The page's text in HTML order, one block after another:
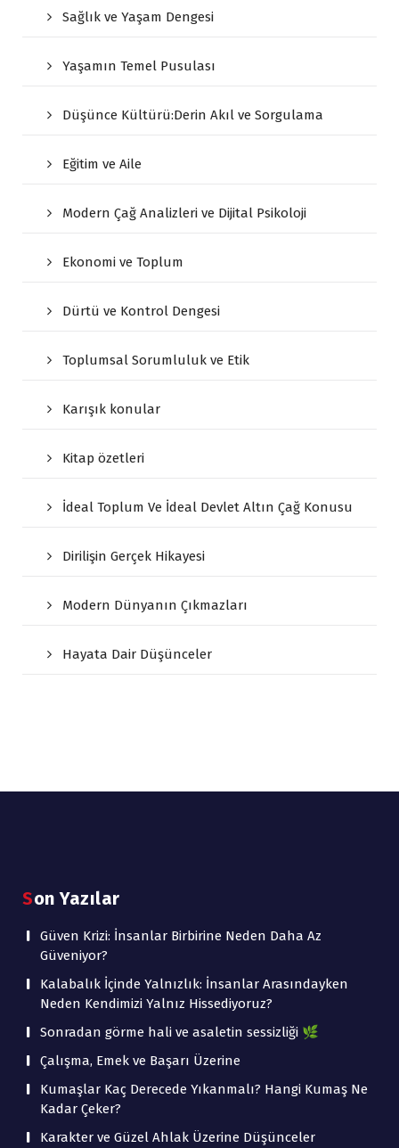
Sağlık ve Yaşam Dengesi
Yaşamın Temel Pusulası
Düşünce Kültürü:Derin Akıl ve Sorgulama
Eğitim ve Aile
Modern Çağ Analizleri ve Dijital Psikoloji
Ekonomi ve Toplum
Dürtü ve Kontrol Dengesi
Toplumsal Sorumluluk ve Etik
Karışık konular
Kitap özetleri
İdeal Toplum Ve İdeal Devlet Altın Çağ Konusu
Dirilişin Gerçek Hikayesi
Modern Dünyanın Çıkmazları
Hayata Dair Düşünceler
Son Yazılar
Güven Krizi: İnsanlar Birbirine Neden Daha Az
Güveniyor?
Kalabalık İçinde Yalnızlık: İnsanlar Arasındayken
Neden Kendimizi Yalnız Hissediyoruz?
Sonradan görme hali ve asaletin sessizliği 🌿
Çalışma, Emek ve Başarı Üzerine
Kumaşlar Kaç Derecede Yıkanmalı? Hangi Kumaş Ne
Kadar Çeker?
Karakter ve Güzel Ahlak Üzerine Düşünceler